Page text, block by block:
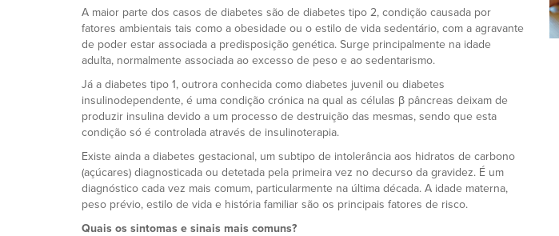
A maior parte dos casos de diabetes são de diabetes tipo 2, condição causada por
fatores ambientais tais como a obesidade ou o estilo de vida sedentário, com a agravante
de poder estar associada a predisposição genética. Surge principalmente na idade
adulta, normalmente associada ao excesso de peso e ao sedentarismo.
Já a diabetes tipo 1, outrora conhecida como diabetes juvenil ou diabetes
insulinodependente, é uma condição crónica na qual as células β pâncreas deixam de
produzir insulina devido a um processo de destruição das mesmas, sendo que esta
condição só é controlada através de insulinoterapia.
Existe ainda a diabetes gestacional, um subtipo de intolerância aos hidratos de carbono
(açúcares) diagnosticada ou detetada pela primeira vez no decurso da gravidez. É um
diagnóstico cada vez mais comum, particularmente na última década. A idade materna,
peso prévio, estilo de vida e história familiar são os principais fatores de risco.
Quais os sintomas e sinais mais comuns?